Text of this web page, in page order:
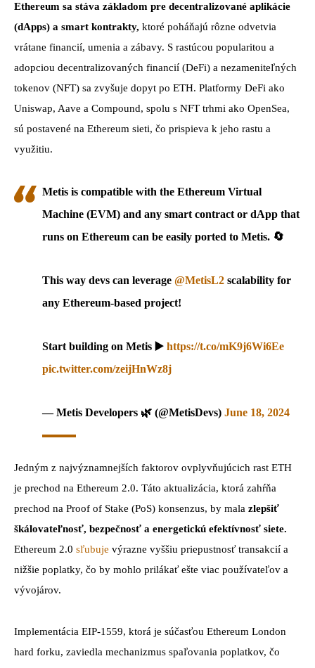
Ethereum sa stáva základom pre decentralizované aplikácie
(dApps) a smart kontrakty, ktoré poháňajú rôzne odvetvia
vrátane financií, umenia a zábavy. S rastúcou popularitou a
adopciou decentralizovaných financií (DeFi) a nezameniteľných
tokenov (NFT) sa zvyšuje dopyt po ETH. Platformy DeFi ako
Uniswap, Aave a Compound, spolu s NFT trhmi ako OpenSea,
sú postavené na Ethereum sieti, čo prispieva k jeho rastu a
využitiu.
Metis is compatible with the Ethereum Virtual
Machine (EVM) and any smart contract or dApp that
runs on Ethereum can be easily ported to Metis. 🔄
This way devs can leverage @MetisL2 scalability for
any Ethereum-based project!
Start building on Metis ▶️ https://t.co/mK9j6Wi6Ee
pic.twitter.com/zeijHnWz8j
— Metis Developers 🌿 (@MetisDevs) June 18, 2024
Jedným z najvýznamnejších faktorov ovplyvňujúcich rast ETH
je prechod na Ethereum 2.0. Táto aktualizácia, ktorá zahŕňa
prechod na Proof of Stake (PoS) konsenzus, by mala zlepšiť
škálovateľnosť, bezpečnosť a energetickú efektívnosť siete.
Ethereum 2.0 sľubuje výrazne vyššiu priepustnosť transakcií a
nižšie poplatky, čo by mohlo prilákať ešte viac používateľov a
vývojárov.
Implementácia EIP-1559, ktorá je súčasťou Ethereum London
hard forku, zaviedla mechanizmus spaľovania poplatkov, čo